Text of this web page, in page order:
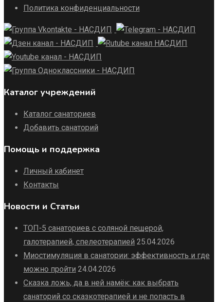
Политика конфиденциальности
Каталог учреждений
Каталог санаториев
Добавить санаторий
Помощь и поддержка
Личный кабинет
Контакты
Новости и Статьи
ТОП-5 санаториев с соляной пещерой,
галотерапией, спелеотерапией 25.04.2026
Миостимуляция в санатории: эффективность и где
можно пройти 24.04.2026
Сказка ложь, да в ней намёк: как выбрать
санаторий со сказкотерапией и не попасть в